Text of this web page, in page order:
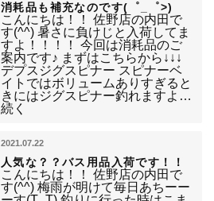
消耗品も補充なのです(゜_゜>)
こんにちは！！ 佐野店の内田で
す(^^) 暑さに負けじと入荷してま
すよ！！！！ 今回は消耗品のご
案内です♪ まずはこちらから↓↓↓
デプスジグスピナー スピナーベ
イトではボリュームありすぎると
きにはジグスピナー釣れますよ…
続く
2021.07.22
人気な？？バス用品入荷です！！
こんにちは！！ 佐野店の内田で
す(^^) 梅雨が明けて毎日あちーー